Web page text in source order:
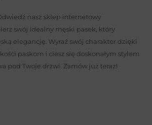
nasz sklep internetowy
swój idealny męski pasek, który
elegancję. Wyraź swój charakter dzięki
paskom i ciesz się doskonałym stylem
pod Twoje drzwi. Zamów już teraz!